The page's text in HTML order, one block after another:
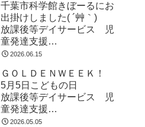
市
千葉市科学館きぼーるにお
出掛けしました( ´艸｀)
放課後等デイサービス 児
童発達支援
⁕運動療育⁕ ♬音楽療法♬
市
2026.06.15
ＧＯＬＤＥＮＷＥＥＫ！
5月5日こどもの日
放課後等デイサービス 児
童発達支援
⁕運動療育⁕ ♬音楽療法♬
2026.05.05